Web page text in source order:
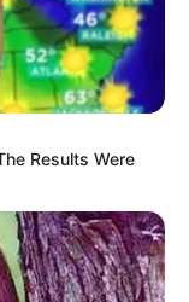
Results Were